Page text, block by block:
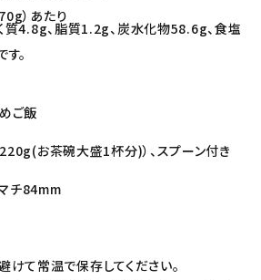
）あたり
4.8g、脂質1.2g、炭水化物58.6g、食塩
。
ご飯
お茶碗大盛1杯分)）、スプーン付き
チ84mm
けて常温で保存してください。